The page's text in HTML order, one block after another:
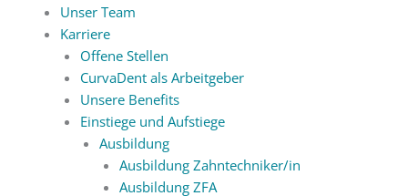
Unser Team
Karriere
Offene Stellen
CurvaDent als Arbeitgeber
Unsere Benefits
Einstiege und Aufstiege
Ausbildung
Ausbildung Zahntechniker/in
Ausbildung ZFA